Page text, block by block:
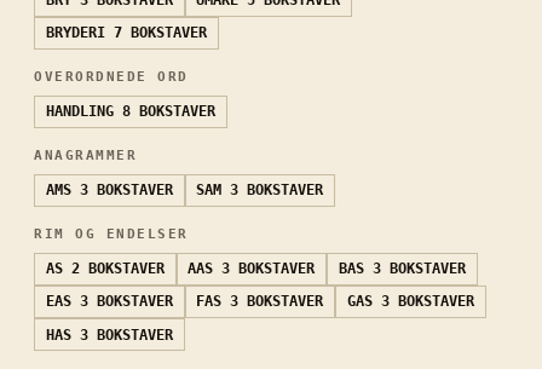
BRYDERI 7 BOKSTAVER
OVERORDNEDE ORD
HANDLING 8 BOKSTAVER
ANAGRAMMER
AMS 3 BOKSTAVER SAM 3 BOKSTAVER
RIM OG ENDELSER
AS 2 BOKSTAVER AAS 3 BOKSTAVER BAS 3 BOKSTAVER
EAS 3 BOKSTAVER FAS 3 BOKSTAVER GAS 3 BOKSTAVER
HAS 3 BOKSTAVER